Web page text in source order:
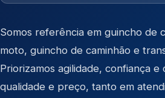
Somos referência em guincho de
moto, guincho de caminhão e
Priorizamos agilidade, confiança
qualidade e preço, tanto em